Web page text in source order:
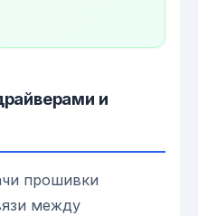
и
прошивки
между